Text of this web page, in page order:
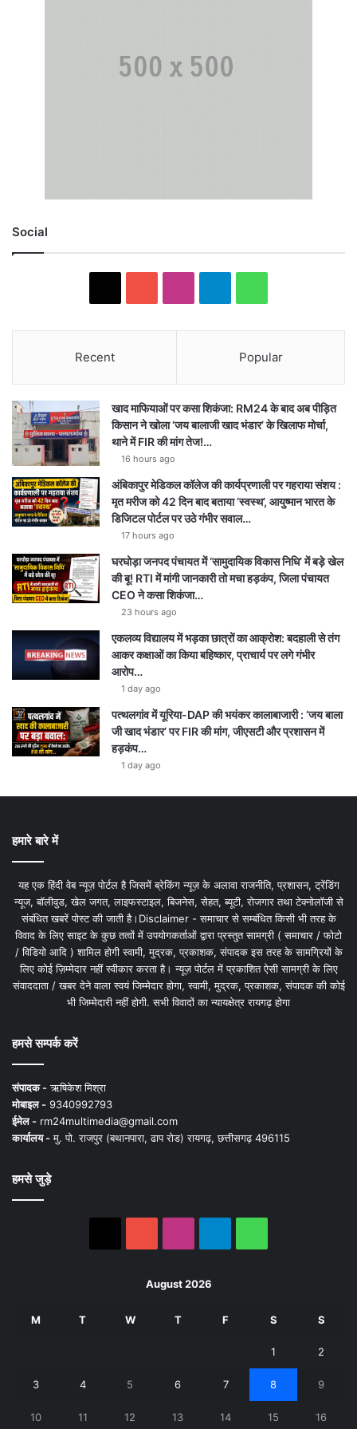
Social
Recent Popular
खाद माफियाओं पर कसा शिकंजा: RM24 के बाद अब पीड़ित
किसान ने खोला ‘जय बालाजी खाद भंडार’ के खिलाफ मोर्चा,
थाने में FIR की मांग तेज!…
16 hours ago
अंबिकापुर मेडिकल कॉलेज की कार्यप्रणाली पर गहराया संशय :
मृत मरीज को 42 दिन बाद बताया ‘स्वस्थ’, आयुष्मान भारत के
डिजिटल पोर्टल पर उठे गंभीर सवाल…
17 hours ago
घरघोड़ा जनपद पंचायत में ‘सामुदायिक विकास निधि’ में बड़े खेल
की बू! RTI में मांगी जानकारी तो मचा हड़कंप, जिला पंचायत
CEO ने कसा शिकंजा…
23 hours ago
एकलव्य विद्यालय में भड़का छात्रों का आक्रोश: बदहाली से तंग
आकर कक्षाओं का किया बहिष्कार, प्राचार्य पर लगे गंभीर
आरोप…
1 day ago
पत्थलगांव में यूरिया-DAP की भयंकर कालाबाजारी : ‘जय बाला
जी खाद भंडार’ पर FIR की मांग, जीएसटी और प्रशासन में
हड़कंप…
1 day ago
हमारे बारे में
यह एक हिंदी वेब न्यूज़ पोर्टल है जिसमें ब्रेकिंग न्यूज़ के अलावा राजनीति, प्रशासन, ट्रेंडिंग
न्यूज, बॉलीवुड, खेल जगत, लाइफस्टाइल, बिजनेस, सेहत, ब्यूटी, रोजगार तथा टेक्नोलॉजी से
संबंधित खबरें पोस्ट की जाती है।Disclaimer - समाचार से सम्बंधित किसी भी तरह के
विवाद के लिए साइट के कुछ तत्वों में उपयोगकर्ताओं द्वारा प्रस्तुत सामग्री ( समाचार / फोटो
/ विडियो आदि ) शामिल होगी स्वामी, मुद्रक, प्रकाशक, संपादक इस तरह के सामग्रियों के
लिए कोई ज़िम्मेदार नहीं स्वीकार करता है। न्यूज़ पोर्टल में प्रकाशित ऐसी सामग्री के लिए
संवाददाता / खबर देने वाला स्वयं जिम्मेदार होगा, स्वामी, मुद्रक, प्रकाशक, संपादक की कोई
भी जिम्मेदारी नहीं होगी. सभी विवादों का न्यायक्षेत्र रायगढ़ होगा
हमसे सम्पर्क करें
संपादक -ऋषिकेश मिश्रा
मोबाइल - 9340992793
ईमेल - rm24multimedia@gmail.com
कार्यालय -मु. पो. राजपुर (बथानपारा, ढाप रोड) रायगढ़, छत्तीसगढ़ 496115
हमसे जुड़े
August 2026
M T W T F S S
1 2
3 4 5 6 7 8 9
10 11 12 13 14 15 16